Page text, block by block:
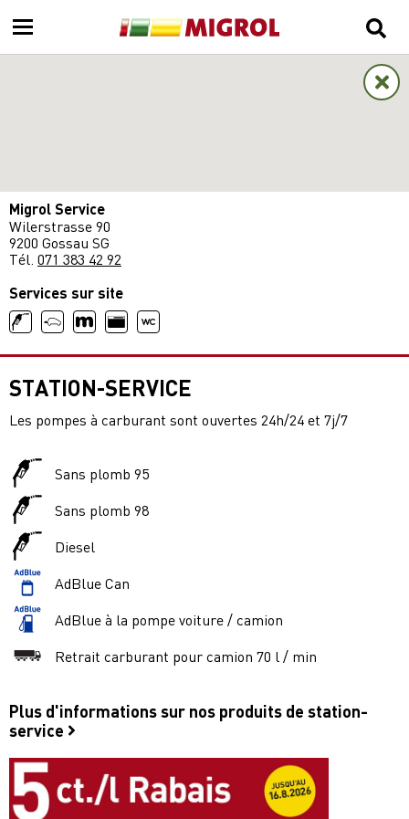
Migrol Service
Wilerstrasse 90
9200 Gossau SG
Tél. 071 383 42 92
Services sur site
STATION-SERVICE
Les pompes à carburant sont ouvertes 24h/24 et 7j/7
Sans plomb 95
Sans plomb 98
Diesel
AdBlue Can
AdBlue à la pompe voiture / camion
Retrait carburant pour camion 70 l / min
Plus d'informations sur nos produits de station-
service